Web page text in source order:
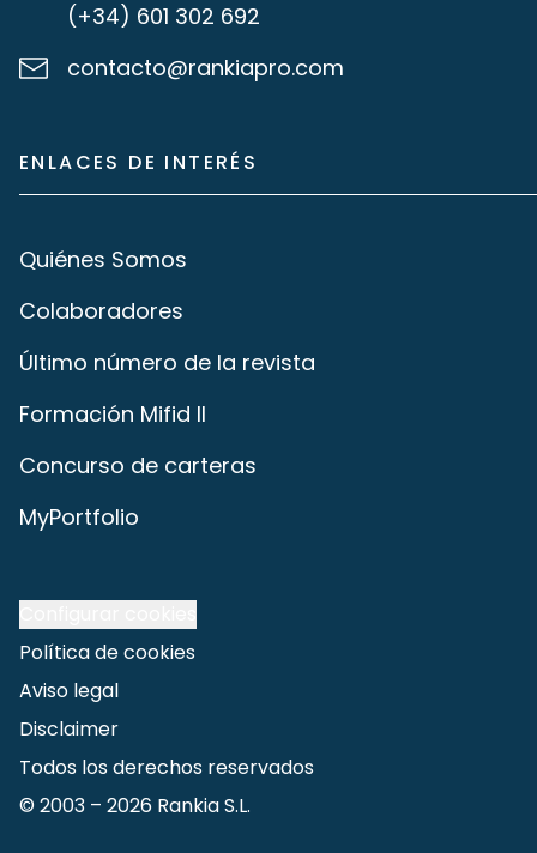
(+34) 601 302 692
contacto@rankiapro.com
ENLACES DE INTERÉS
Quiénes Somos
Colaboradores
Último número de la revista
Formación Mifid II
Concurso de carteras
MyPortfolio
Política de cookies
Aviso legal
Disclaimer
Todos los derechos reservados
© 2003 – 2026 Rankia S.L.